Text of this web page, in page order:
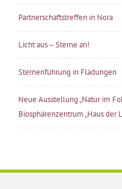
Partnerschaftstreffen in Nora
Licht aus – Sterne an!
Sternenführung in Fladungen
Neue Ausstellung „Natur im
Biosphärenzentrum „Haus der